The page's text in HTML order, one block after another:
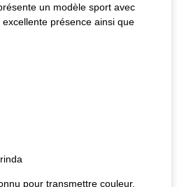
un modèle sport avec
présence ainsi que
pour transmettre couleur,